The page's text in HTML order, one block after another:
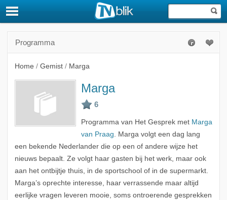
Programma
Home / Gemist / Marga
Marga
Programma van Het Gesprek met Marga
van Praag. Marga volgt een dag lang
een bekende Nederlander die op een of andere wijze het
nieuws bepaalt. Ze volgt haar gasten bij het werk, maar ook
aan het ontbijtje thuis, in de sportschool of in de supermarkt.
Marga’s oprechte interesse, haar verrassende maar altijd
eerlijke vragen leveren mooie, soms ontroerende gesprekken